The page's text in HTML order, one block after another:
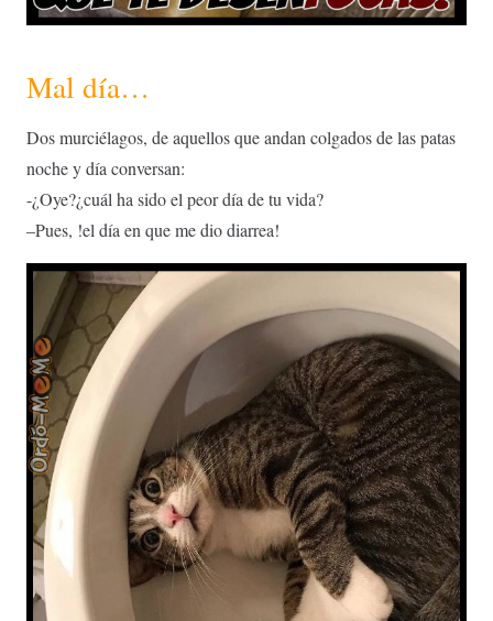
Mal día…
Dos murciélagos, de aquellos que andan colgados de las patas
noche y día conversan:
-¿Oye?¿cuál ha sido el peor día de tu vida?
–Pues, !el día en que me dio diarrea!